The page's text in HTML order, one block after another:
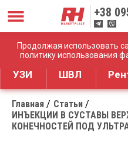
Продолжая использовать
политику использования
+38
Дистрибуция
УЗИ ШВЛ
Главная
Статьи
ИНЪЕКЦИИ В СУСТАВЫ
КОНЕЧНОСТЕЙ ПОД